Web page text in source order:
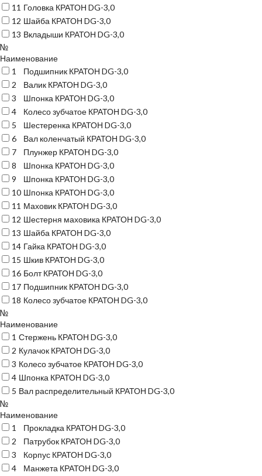
11 Головка КРАТОН DG-3,0
12 Шайба КРАТОН DG-3,0
13 Вкладыши КРАТОН DG-3,0
№
Наименование
1
Подшипник КРАТОН DG-3,0
2
Валик КРАТОН DG-3,0
3
Шпонка КРАТОН DG-3,0
4
Колесо зубчатое КРАТОН DG-3,0
5
Шестеренка КРАТОН DG-3,0
6
Вал коленчатый КРАТОН DG-3,0
7
Плунжер КРАТОН DG-3,0
8
Шпонка КРАТОН DG-3,0
9
Шпонка КРАТОН DG-3,0
10 Шпонка КРАТОН DG-3,0
11 Маховик КРАТОН DG-3,0
12 Шестерня маховика КРАТОН DG-3,0
13 Шайба КРАТОН DG-3,0
14 Гайка КРАТОН DG-3,0
15 Шкив КРАТОН DG-3,0
16 Болт КРАТОН DG-3,0
17 Подшипник КРАТОН DG-3,0
18 Колесо зубчатое КРАТОН DG-3,0
№
Наименование
1 Стержень КРАТОН DG-3,0
2 Кулачок КРАТОН DG-3,0
3 Колесо зубчатое КРАТОН DG-3,0
4 Шпонка КРАТОН DG-3,0
5 Вал распределительный КРАТОН DG-3,0
№
Наименование
1
Прокладка КРАТОН DG-3,0
2
Патрубок КРАТОН DG-3,0
3
Корпус КРАТОН DG-3,0
4
Манжета КРАТОН DG-3,0